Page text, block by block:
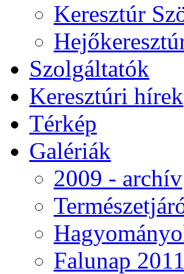
Keresztúr
Szolgáltatók
Keresztúri hírek
Térkép
Galériák
2009 - archív
Falunap 2011